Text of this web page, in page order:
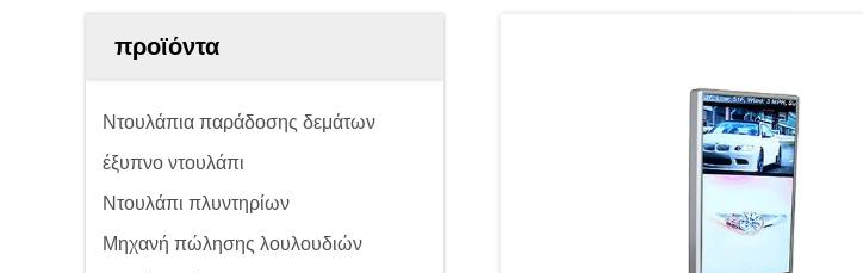
προϊόντα
Ντουλάπια παράδοσης δεμάτων
έξυπνο ντουλάπι
Ντουλάπι πλυντηρίων
Μηχανή πώλησης λουλουδιών